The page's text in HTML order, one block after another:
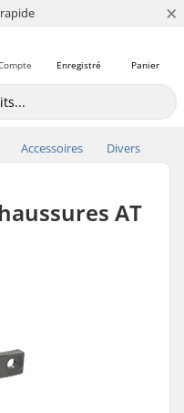
×
Panier
Enregistré
Accessoires Divers
AT